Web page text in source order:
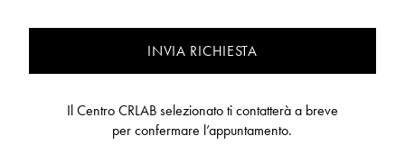
INVIA RICHIESTA
Il Centro CRLAB selezionato ti contatterà a breve
per confermare l’appuntamento.